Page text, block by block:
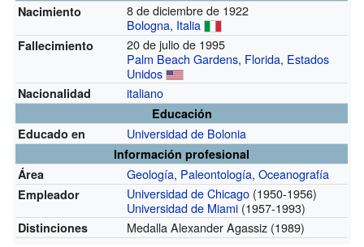
Nacimiento
8 de diciembre de 1922
Bologna, Italia
Fallecimiento
20 de julio de 1995
Palm Beach Gardens, Florida, Estados
Unidos
Nacionalidad italiano
Educación
Educado en
Universidad de Bolonia
Información profesional
Área
Geología, Paleontología,Oceanografía
Empleador Universidad de Chicago (1950-1956)
Universidad de Miami (1957-1993)
Distinciones Medalla Alexander Agassiz (1989)